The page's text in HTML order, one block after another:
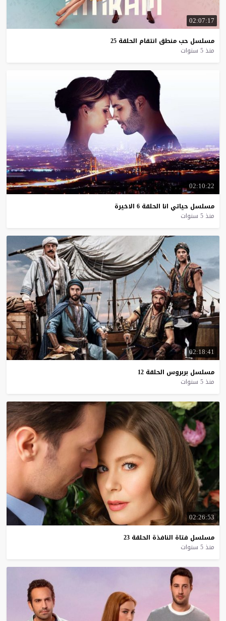
02:07:17
مسلسل حب منطق انتقام الحلقة 25
منذ 5 سنوات
02:10:22
مسلسل حياتي انا الحلقة 6 الاخيرة
منذ 5 سنوات
02:18:41
مسلسل بربروس الحلقة 12
منذ 5 سنوات
02:26:53
مسلسل فتاة النافذة الحلقة 23
منذ 5 سنوات